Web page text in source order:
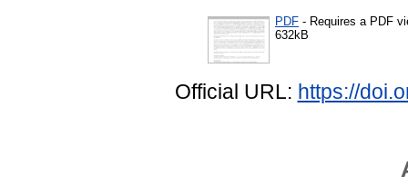
PDF - Requires a PDF
632kB
Official URL: https://